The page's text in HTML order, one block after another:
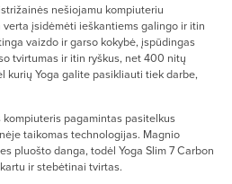
nešiojamu kompiuteriu
įsidėmėti ieškantiems galingo ir itin
vaizdo ir garso kokybė, įspūdingas
tvirtumas ir itin ryškus, net 400 nitų
kurių Yoga galite pasikliauti tiek darbe,
kompiuteris pagamintas pasitelkus
taikomas technologijas. Magnio
pluošto danga, todėl Yoga Slim 7 Carbon
ir stebėtinai tvirtas.